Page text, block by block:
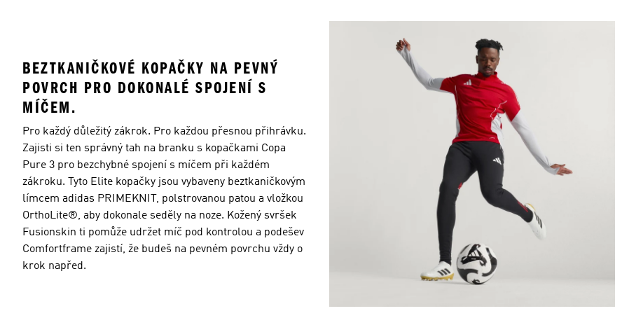
BEZTKANIČKOVÉ KOPAČKY NA PEVNÝ
POVRCH PRO DOKONALÉ SPOJENÍ S
MÍČEM.
Pro každý důležitý zákrok. Pro každou přesnou přihrávku.
Zajisti si ten správný tah na branku s kopačkami Copa
Pure 3 pro bezchybné spojení s míčem při každém
zákroku. Tyto Elite kopačky jsou vybaveny beztkaničkovým
límcem adidas PRIMEKNIT, polstrovanou patou a vložkou
OrthoLite®, aby dokonale seděly na noze. Kožený svršek
Fusionskin ti pomůže udržet míč pod kontrolou a podešev
Comfortframe zajistí, že budeš na pevném povrchu vždy o
krok napřed.